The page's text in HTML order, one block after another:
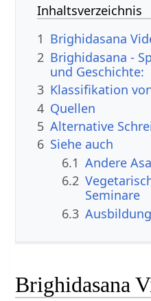
Inhaltsverzeichnis
1 Brighidasana
2 Brighidasana -
und Geschichte:
3 Klassifikation
4 Quellen
5 Alternative
6 Siehe auch
6.1 Andere
6.2
Seminare
6.3
Brighidasana